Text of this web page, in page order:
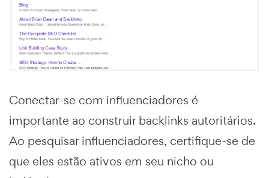
Conectar-se com influenciadores é
importante ao construir backlinks autoritários.
Ao pesquisar influenciadores, certifique-se de
que eles estão ativos em seu nicho ou